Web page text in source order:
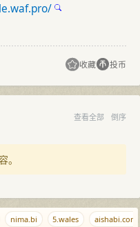
收藏 投币
查看全部 倒序
。
nima.bi 5.wales aishabi.com